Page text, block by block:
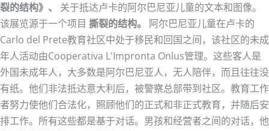
裂的结构》、 关于抵达卢卡的阿尔巴尼亚儿童的文本和图像。
该展览源于一个项目 撕裂的结构。
阿尔巴尼亚儿童在卢卡的
Carlo del Prete教育社区中处于移民和回国之间，该社区的未成
年人活动由Cooperativa L'Impronta Onlus管理。这些客人是
外国未成年人，大多数是阿尔巴尼亚人，无人陪伴，而且往往没
有纸。他们非法抵达意大利后，被警察总部带到社区。教育工作
者努力使他们合法化，照顾他们的正式和非正式教育，并随后安
排工作。所有这些都是基于对话。男孩和经营者之间的对话，他